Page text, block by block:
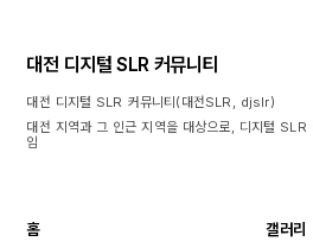
대전 디지털 SLR 커뮤니티
대전 디지털 SLR 커뮤니티(대전SLR, djslr)
대전 지역과 그 인근 지역을 대상으로, 디지털 SLR
임
홈 갤러리